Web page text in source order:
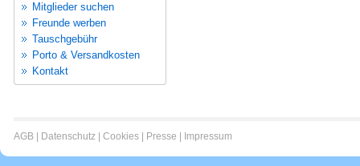
Mitglieder suchen
Freunde werben
Tauschgebühr
Porto & Versandkosten
Kontakt
AGB Datenschutz Cookies Presse Impressum